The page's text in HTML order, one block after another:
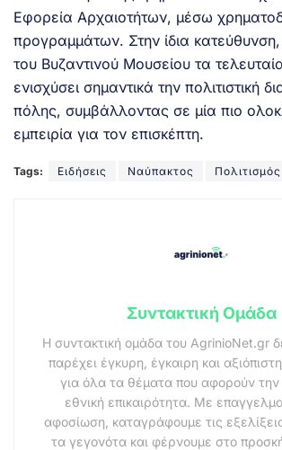
Εφορεία Αρχαιοτήτων, μέσω
προγραμμάτων. Στην ίδια κατεύθυνση,
του Βυζαντινού Μουσείου τα
ενισχύσει σημαντικά την πολιτιστική
πόλης, συμβάλλοντας σε μία πιο
εμπειρία για τον επισκέπτη.
Tags: Ειδήσεις Ναύπακτος Πολιτισμός
Συντακτική Ομάδα
Η συντακτική ομάδα του AgrinioNet.gr
παρέχει έγκυρη, έγκαιρη και
για όλα τα θέματα που αφορούν την
εθνική επικαιρότητα. Με
αφοσίωση, καταγράφουμε τις
τα γεγονότα και φέρνουμε στο